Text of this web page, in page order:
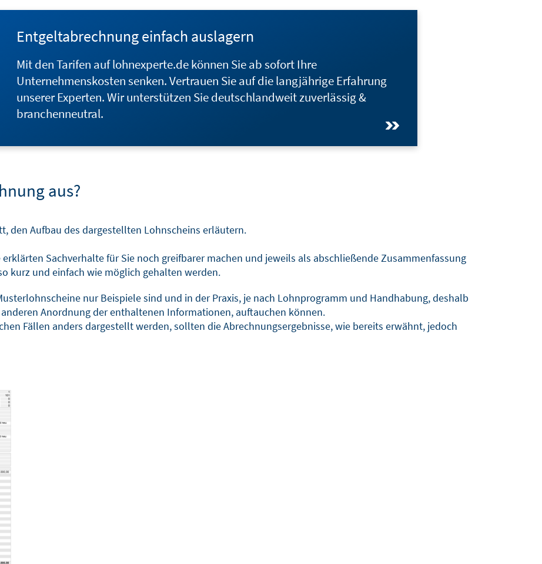
Entgeltabrechnung einfach auslagern
Mit den Tarifen auf lohnexperte.de können Sie ab sofort Ihre
Unternehmenskosten senken. Vertrauen Sie auf die langjährige Erfahrung
unserer Experten. Wir unterstützen Sie deutschlandweit zuverlässig &
branchenneutral.
aus?
den Aufbau des dargestellten Lohnscheins erläutern.
Sachverhalte für Sie noch greifbarer machen und jeweils als abschließende Zusammenfassung
kurz und einfach wie möglich gehalten werden.
nur Beispiele sind und in der Praxis, je nach Lohnprogramm und Handhabung, deshalb
Anordnung der enthaltenen Informationen, auftauchen können.
Fällen anders dargestellt werden, sollten die Abrechnungsergebnisse, wie bereits erwähnt, jedoch